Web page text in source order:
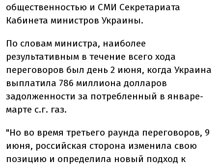
общественностью и СМИ Секретариата
Кабинета министров Украины.
По словам министра, наиболее
результативным в течение всего хода
переговоров был день 2 июня, когда Украина
выплатила 786 миллиона долларов
задолженности за потребленный в январе-
марте с.г. газ.
"Но во время третьего раунда переговоров, 9
июня, российская сторона изменила свою
позицию и определила новый подход к